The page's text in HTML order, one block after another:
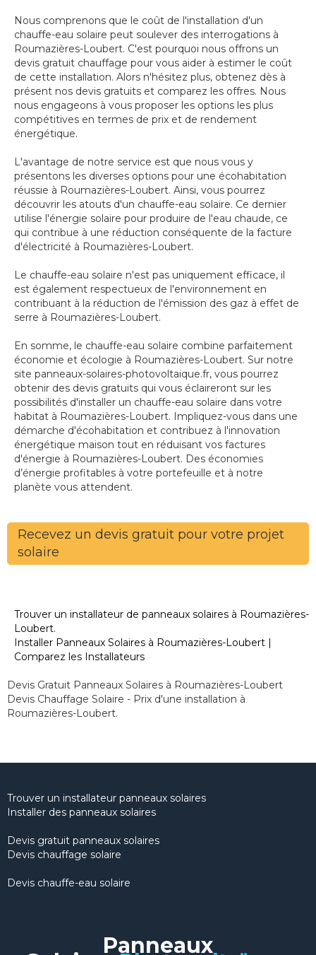
Nous comprenons que le coût de l'installation d'un
chauffe-eau solaire peut soulever des interrogations à
Roumazières-Loubert. C'est pourquoi nous offrons un
devis gratuit chauffage pour vous aider à estimer le coût
de cette installation. Alors n'hésitez plus, obtenez dès à
présent nos devis gratuits et comparez les offres. Nous
nous engageons à vous proposer les options les plus
compétitives en termes de prix et de rendement
énergétique.
L'avantage de notre service est que nous vous y
présentons les diverses options pour une écohabitation
réussie à Roumazières-Loubert. Ainsi, vous pourrez
découvrir les atouts d'un chauffe-eau solaire. Ce dernier
utilise l'énergie solaire pour produire de l'eau chaude, ce
qui contribue à une réduction conséquente de la facture
d'électricité à Roumazières-Loubert.
Le chauffe-eau solaire n'est pas uniquement efficace, il
est également respectueux de l'environnement en
contribuant à la réduction de l'émission des gaz à effet de
serre à Roumazières-Loubert.
En somme, le chauffe-eau solaire combine parfaitement
économie et écologie à Roumazières-Loubert. Sur notre
site panneaux-solaires-photovoltaique.fr, vous pourrez
obtenir des devis gratuits qui vous éclaireront sur les
possibilités d'installer un chauffe-eau solaire dans votre
habitat à Roumazières-Loubert. Impliquez-vous dans une
démarche d'écohabitation et contribuez à l'innovation
énergétique maison tout en réduisant vos factures
d'énergie à Roumazières-Loubert. Des économies
d’énergie profitables à votre portefeuille et à notre
planète vous attendent.
Recevez un devis gratuit pour votre projet
solaire
Trouver un installateur de panneaux solaires à Roumazières-
Loubert.
Installer Panneaux Solaires à Roumazières-Loubert |
Comparez les Installateurs
Devis Gratuit Panneaux Solaires à Roumazières-Loubert
Devis Chauffage Solaire - Prix d'une installation à
Roumazières-Loubert.
Trouver un installateur panneaux solaires
Installer des panneaux solaires
Devis gratuit panneaux solaires
Devis chauffage solaire
Devis chauffe-eau solaire
Panneaux